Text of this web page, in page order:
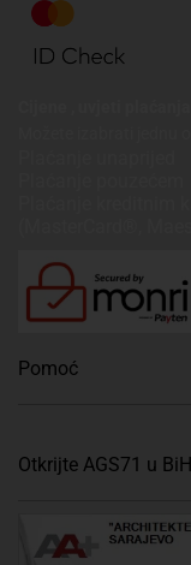
Pomoć
Otkrijte AGS71 u BiH